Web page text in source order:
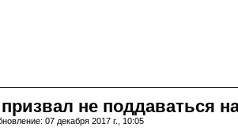
не поддаваться
07 декабря 2017 г., 10:05